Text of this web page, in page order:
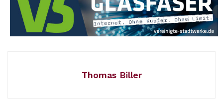
Thomas Biller